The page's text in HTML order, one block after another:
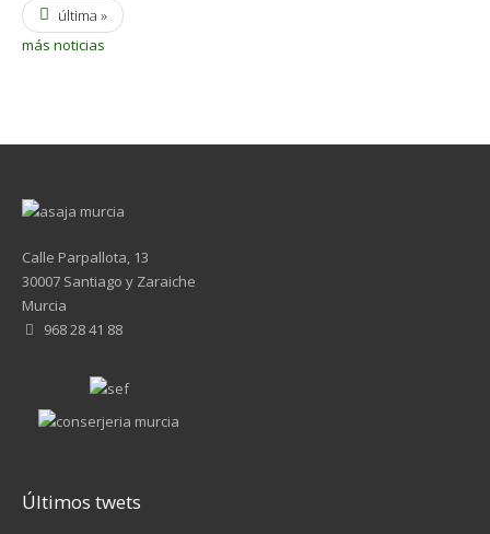
última »
más noticias
Calle Parpallota, 13
30007 Santiago y Zaraiche
Murcia
968 28 41 88
Últimos twets